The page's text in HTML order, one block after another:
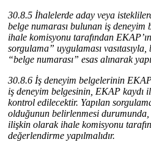
30.8.5 İhalelerde aday veya
belge numarası bulunan iş deneyim
ihale komisyonu tarafından
sorgulama” uygulaması
“belge numarası” esas alınarak
30.8.6 İş deneyim belgelerinin
iş deneyim belgesinin, EKAP kaydı
kontrol edilecektir. Yapılan
olduğunun belirlenmesi
ilişkin olarak ihale komisyonu
değerlendirme yapılmalıdır.